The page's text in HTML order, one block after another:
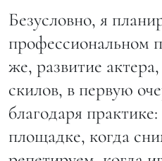
Безусловно, я
профессиональном
же, развитие
скилов, в первую
благодаря
площадке, когда